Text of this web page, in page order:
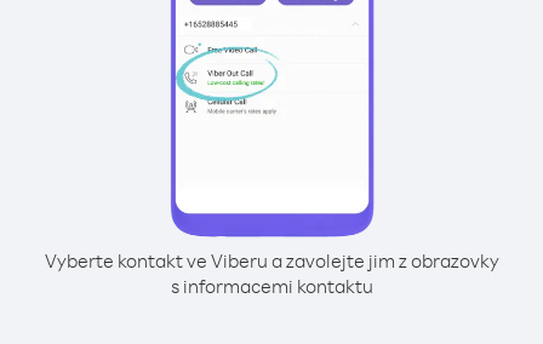
Vyberte kontakt ve Viberu a zavolejte jim z obrazovky
s informacemi kontaktu